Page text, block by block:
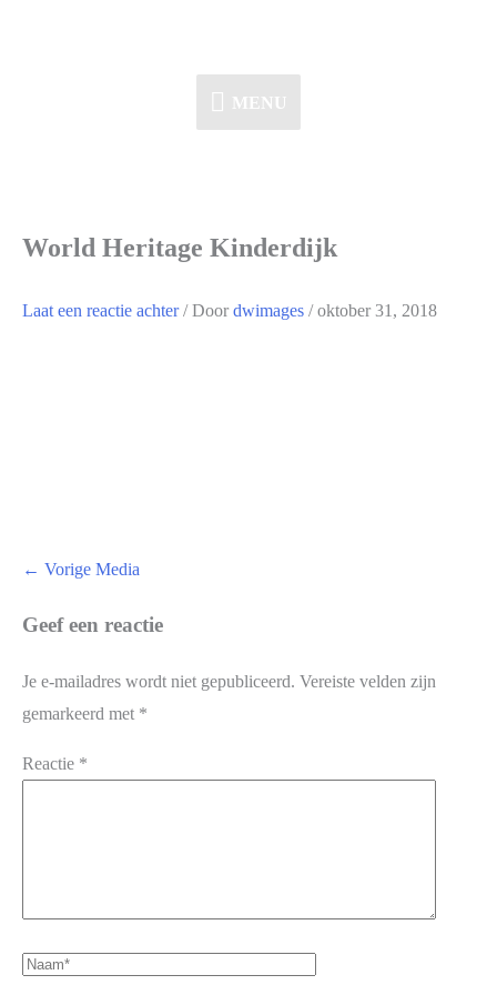
MENU
MENU
World Heritage Kinderdijk
Laat een reactie achter / Door dwimages /oktober 31, 2018
← Vorige Media
Geef een reactie
Je e-mailadres wordt niet gepubliceerd. Vereiste velden zijn
gemarkeerd met *
Reactie *
Naam*